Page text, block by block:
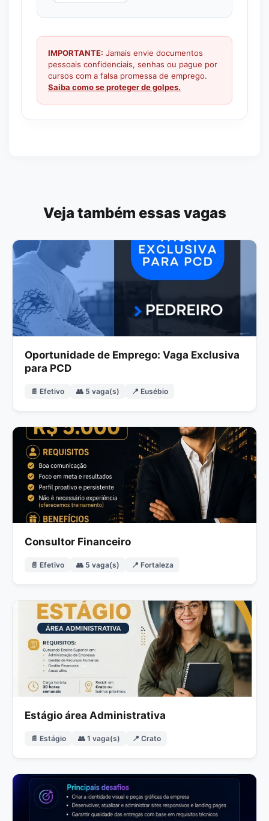
IMPORTANTE: Jamais envie documentos
pessoais confidenciais, senhas ou pague por
cursos com a falsa promessa de emprego.
Saiba como se proteger de golpes.
Veja também essas vagas
Oportunidade de Emprego: Vaga Exclusiva
para PCD
📄 Efetivo 👥 5 vaga(s) 📍 Eusébio
Consultor Financeiro
📄 Efetivo 👥 5 vaga(s) 📍 Fortaleza
Estágio área Administrativa
📄 Estágio 👥 1 vaga(s) 📍 Crato